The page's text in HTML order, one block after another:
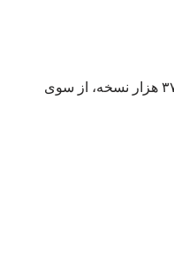
کتاب «پدر، عشق و پسر» نوشته سیدمهدی شجاعی با رسیدن به چاپ شصت‌ویکم و مجموع تیراژ ۳۷۵ هزار نسخه، از سوی